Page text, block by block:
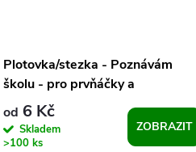
Plotovka/stezka - Poznávám
školu - pro prvňáčky a
předškoláky
od 6 Kč
Skladem
>100 ks
ZOBRAZIT